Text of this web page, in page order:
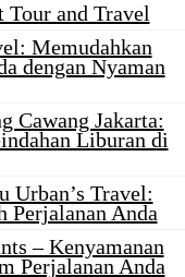
Tour and Travel
Memudahkan
dengan Nyaman
Cawang Jakarta:
Liburan di
Urban’s Travel:
Perjalanan Anda
– Kenyamanan
Perjalanan Anda